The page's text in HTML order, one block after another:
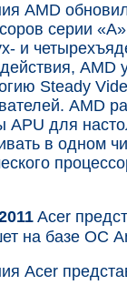
AMD
серии
и
AMD
Steady
AMD
APU для
в одном
Acer
на базе ОС
Acer